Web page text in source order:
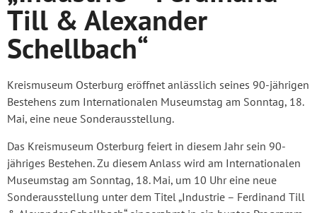
Till & Alexander
Schellbach“
Kreismuseum Osterburg eröffnet anlässlich seines 90-jährigen
Bestehens zum Internationalen Museumstag am Sonntag, 18.
Mai, eine neue Sonderausstellung.
Das Kreismuseum Osterburg feiert in diesem Jahr sein 90-
jähriges Bestehen. Zu diesem Anlass wird am Internationalen
Museumstag am Sonntag, 18. Mai, um 10 Uhr eine neue
Sonderausstellung unter dem Titel „Industrie – Ferdinand Till